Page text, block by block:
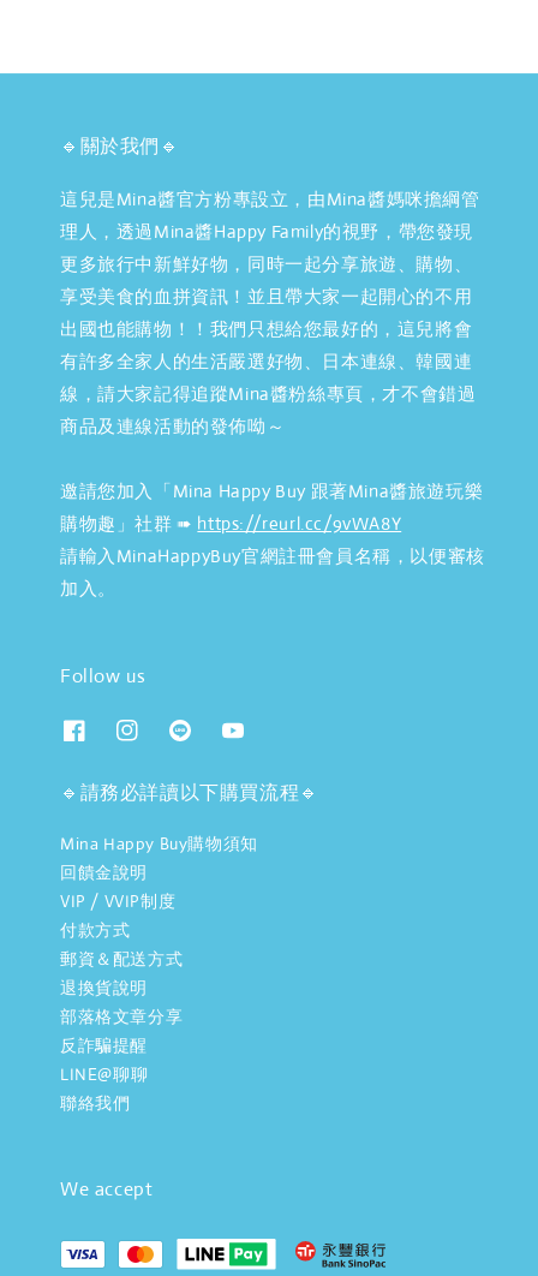
🔹關於我們🔹
這兒是Mina醬官方粉專設立，由Mina醬媽咪擔綱管
理人，透過Mina醬Happy Family的視野，帶您發現
更多旅行中新鮮好物，同時一起分享旅遊、購物、
享受美食的血拼資訊！並且帶大家一起開心的不用
出國也能購物！！我們只想給您最好的，這兒將會
有許多全家人的生活嚴選好物、日本連線、韓國連
線，請大家記得追蹤Mina醬粉絲專頁，才不會錯過
商品及連線活動的發佈呦～
邀請您加入「Mina Happy Buy 跟著Mina醬旅遊玩樂
購物趣」社群 ➠ https://reurl.cc/9vWA8Y
請輸入MinaHappyBuy官網註冊會員名稱，以便審核
加入。
Follow us
🔹請務必詳讀以下購買流程🔹
Mina Happy Buy購物須知
回饋金說明
VIP / VVIP制度
付款方式
郵資＆配送方式
退換貨說明
部落格文章分享
反詐騙提醒
LINE@聊聊
聯絡我們
We accept